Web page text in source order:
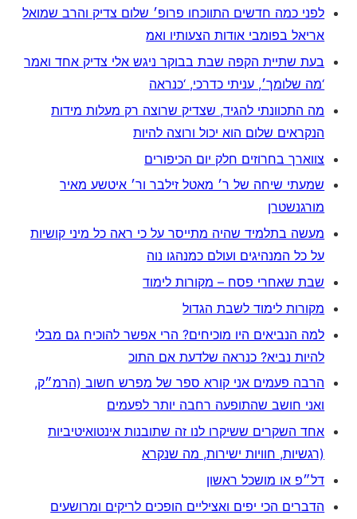
לפני כמה חדשים התווכחו פרופ׳ שלום צדיק והרב שמואל
אריאל בפומבי אודות הצעותיו ואמ
בעת שתיית הקפה שבת בבוקר ניגש אלי צדיק אחד ואמר
‘מה שלומך׳, עניתי כדרכי, ‘כנראה
מה התכוונתי להגיד, שצדיק שרוצה רק מעלות מידות
הנקראים שלום הוא יכול ורוצה להיות
צווארך בחרוזים חלק יום הכיפורים
שמעתי שיחה של ר׳ מאטל זילבר ור׳ איטשע מאיר
מורגנשטרן
מעשה בתלמיד שהיה מתייסר על כי ראה כל מיני קושיות
על כל המנהיגים ועולם כמנהגו נוה
שבת שאחרי פסח – מקורות לימוד
מקורות לימוד לשבת הגדול
למה הנביאים היו מוכיחים? הרי אפשר להוכיח גם מבלי
להיות נביא? כנראה שלדעת אם התוכ
הרבה פעמים אני קורא ספר של מפרש חשוב (הרמ״ק,
ואני חושב שהתופעה רחבה יותר לפעמים
אחד השקרים ששיקרו לנו זה שתובנות אינטואיטיביות
(רגשיות, חוויות ישירות, מה שנקרא
דל״פ או מושכל ראשון
הדברים הכי יפים ואציליים הופכים לריקים ומרושעים